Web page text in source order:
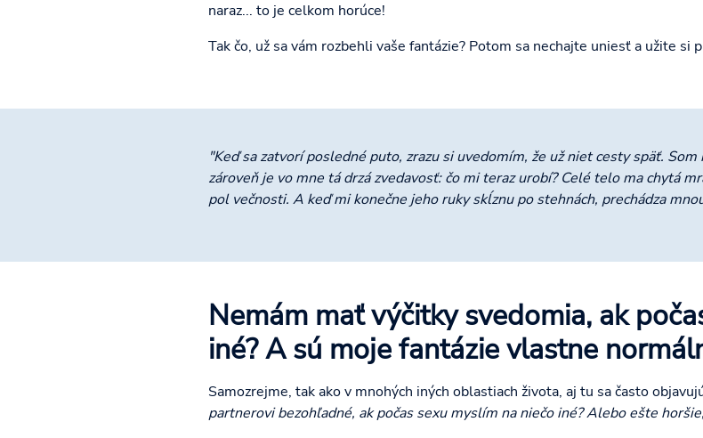
naraz... to je celkom horúce!
Tak čo, už sa vám rozbehli vaše fantázie? Potom sa nechajte uniesť a užite si
"Keď sa zatvorí posledné puto, zrazu si uvedomím, že už niet cesty späť.
zároveň je vo mne tá drzá zvedavosť: čo mi teraz urobí? Celé telo ma chytá
pol večnosti. A keď mi konečne jeho ruky skĺznu po stehnách, prechádza
Nemám mať výčitky svedomia, ak
iné? A sú moje fantázie vlastne
Samozrejme, tak ako v mnohých iných oblastiach života, aj tu sa často
partnerovi bezohľadné, ak počas sexu myslím na niečo iné? Alebo ešte